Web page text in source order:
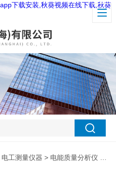
下载安装,秋葵视频在线下载,秋葵
电工测量仪器 > 电能质量分析仪